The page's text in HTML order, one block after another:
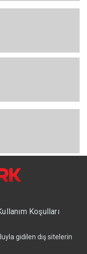
Koşulları
gidilen dış sitelerin